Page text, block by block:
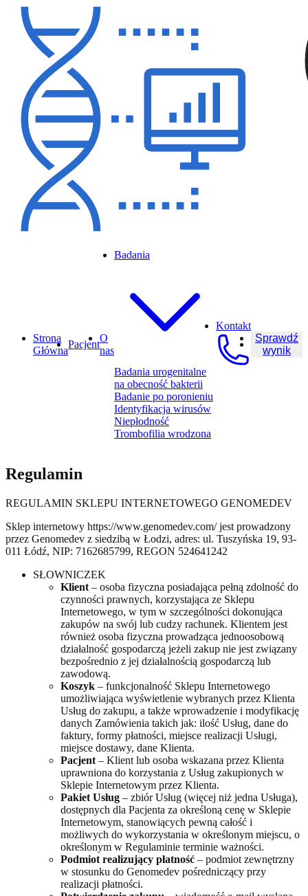
Strona
Główna
Pacjent
O
nas
Badania
Badania urogenitalne
na obecność bakterii
Badanie po poronieniu
Identyfikacja wirusów
Niepłodność
Trombofilia wrodzona
Kontakt
Sprawdź
wynik
Regulamin
REGULAMIN SKLEPU INTERNETOWEGO GENOMEDEV
Sklep internetowy https://www.genomedev.com/ jest prowadzony
przez Genomedev z siedzibą w Łodzi, adres: ul. Tuszyńska 19, 93-
011 Łódź, NIP: 7162685799, REGON 524641242
SŁOWNICZEK
Klient – osoba fizyczna posiadająca pełną zdolność do
czynności prawnych, korzystająca ze Sklepu
Internetowego, w tym w szczególności dokonująca
zakupów na swój lub cudzy rachunek. Klientem jest
również osoba fizyczna prowadząca jednoosobową
działalność gospodarczą jeżeli zakup nie jest związany
bezpośrednio z jej działalnością gospodarczą lub
zawodową.
Koszyk – funkcjonalność Sklepu Internetowego
umożliwiająca wyświetlenie wybranych przez Klienta
Usług do zakupu, a także wprowadzenie i modyfikację
danych Zamówienia takich jak: ilość Usług, dane do
faktury, formy płatności, miejsce realizacji Usługi,
miejsce dostawy, dane Klienta.
Pacjent – Klient lub osoba wskazana przez Klienta
uprawniona do korzystania z Usług zakupionych w
Sklepie Internetowym przez Klienta.
Pakiet Usług – zbiór Usług (więcej niż jedna Usługa),
dostępnych dla Pacjenta za określoną cenę w Sklepie
Internetowym, stanowiących pewną całość i
możliwych do wykorzystania w określonym miejscu, o
określonym w Regulaminie terminie ważności.
Podmiot realizujący płatność – podmiot zewnętrzny
w stosunku do Genomedev pośredniczący przy
realizacji płatności.